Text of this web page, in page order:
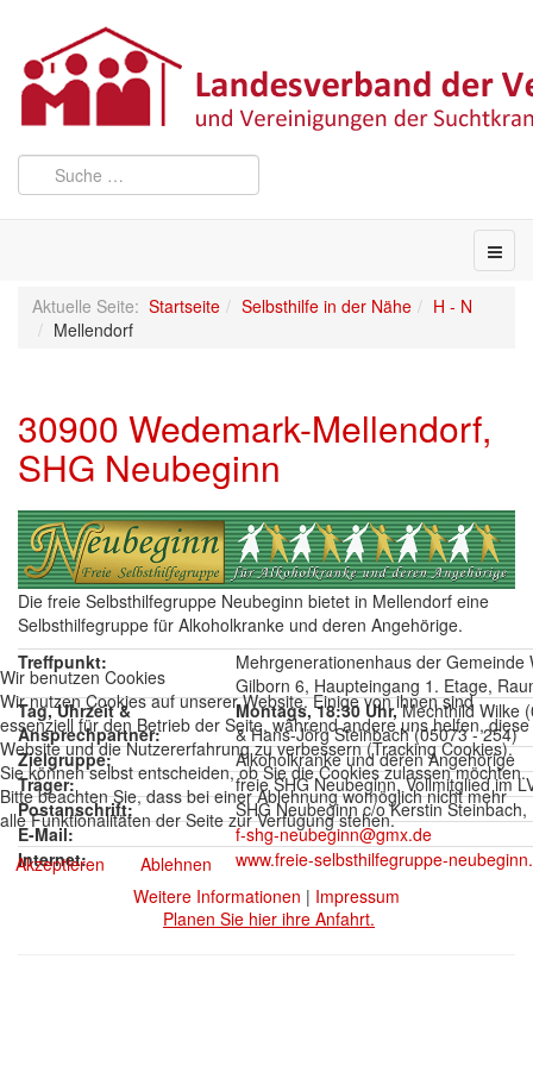
Aktuelle Seite: Startseite Selbsthilfe in der Nähe
H - N
Mellendorf
30900 Wedemark-Mellendorf,
SHG Neubeginn
Die freie Selbsthilfegruppe Neubeginn bietet in Mellendorf eine
Selbsthilfegruppe für Alkoholkranke und deren Angehörige.
Treffpunkt:
Mehrgenerationenhaus der Gemeinde
Gilborn 6, Haupteingang 1. Etage,
Tag, Uhrzeit &
Ansprechpartner:
Montags, 18:30 Uhr,Mechthild Wilke
& Hans-Jörg Steinbach (05073 - 254)
Zielgruppe:
Alkoholkranke und deren Angehörige
Träger:
freie SHG Neubeginn, Vollmitglied im
Postanschrift:
SHG Neubeginn c/o Kerstin
E-Mail:
f-shg-neubeginn@gmx.de
Internet:
www.freie-selbsthilfegruppe-
Planen Sie hier ihre Anfahrt.
Wir benutzen Cookies
Wir nutzen Cookies auf unserer Website. Einige von ihnen sind
essenziell für den Betrieb der Seite, während andere uns helfen, diese
Website und die Nutzererfahrung zu verbessern (Tracking Cookies).
Sie können selbst entscheiden, ob Sie die Cookies zulassen möchten.
Bitte beachten Sie, dass bei einer Ablehnung womöglich nicht mehr
alle Funktionalitäten der Seite zur Verfügung stehen.
Akzeptieren
Ablehnen
Weitere Informationen | Impressum